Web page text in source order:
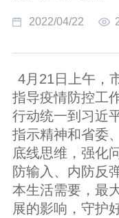
2022/04/22
4月21日上午，
指导疫情防控工
行动统一到习近
指示精神和省委
底线思维，强化
防输入、内防反
本生活需要，最
展的影响，守护